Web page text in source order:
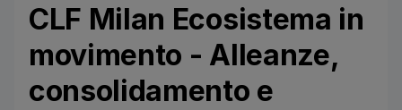
CLF Milan Ecosistema in
movimento - Alleanze,
consolidamento e